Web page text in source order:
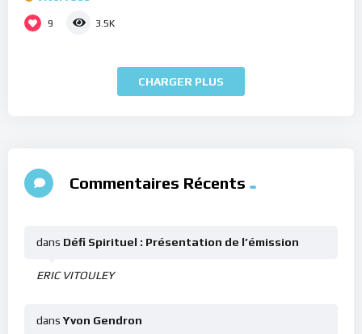
9 3.5K
CHARGER PLUS
Commentaires Récents
ERIC VITOULEY
dans Défi Spirituel : Présentation de l’émission
dans Yvon Gendron